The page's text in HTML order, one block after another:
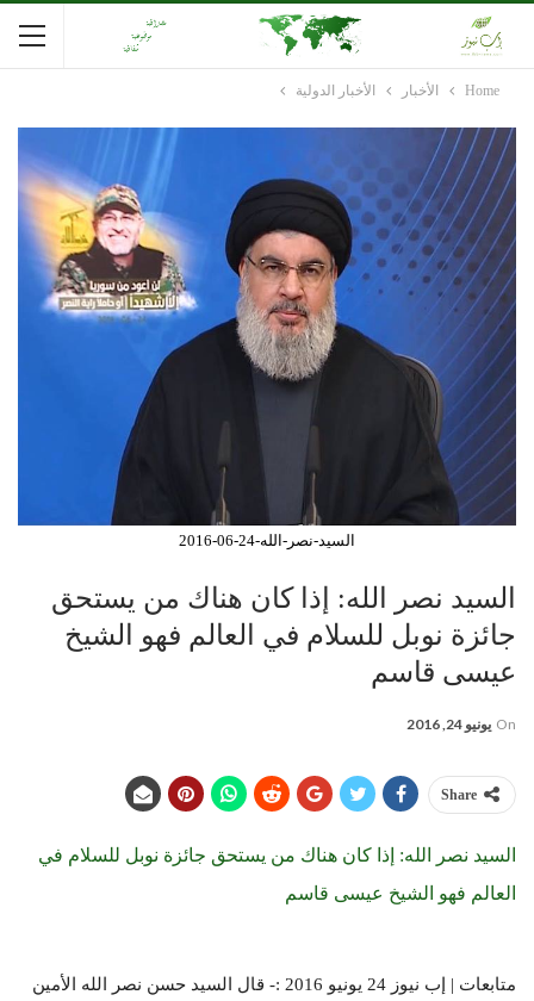
Home الأخبار الأخبار الدولية
السيد-نصر-الله-24-06-2016
السيد نصر الله: إذا كان هناك من يستحق
جائزة نوبل للسلام في العالم فهو الشيخ
عيسى قاسم
On يونيو 24, 2016
Share
السيد نصر الله: إذا كان هناك من يستحق جائزة نوبل للسلام في
العالم فهو الشيخ عيسى قاسم
متابعات | إب نيوز 24 يونيو 2016 :- قال السيد حسن نصر الله الأمين